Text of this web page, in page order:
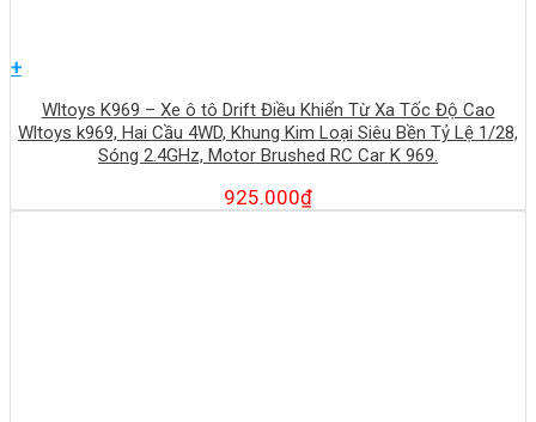
+
Wltoys K969 – Xe ô tô Drift Điều Khiển Từ Xa Tốc Độ Cao
Wltoys k969, Hai Cầu 4WD, Khung Kim Loại Siêu Bền Tỷ Lệ 1/28,
Sóng 2.4GHz, Motor Brushed RC Car K 969.
925.000₫